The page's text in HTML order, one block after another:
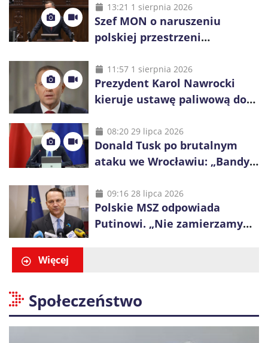
13:21 1 sierpnia 2026
Szef MON o naruszeniu
polskiej przestrzeni
zostałaby zestrzelona”
11:57 1 sierpnia 2026
Prezydent Karol Nawrocki
kieruje ustawę paliwową do
Ostrzega przed podwyżkami
08:20 29 lipca 2026
Donald Tusk po brutalnym
ataku we Wrocławiu: „Bandyci
polskich ulicach”
09:16 28 lipca 2026
Polskie MSZ odpowiada
Putinowi. „Nie zamierzamy
Więcej
Społeczeństwo